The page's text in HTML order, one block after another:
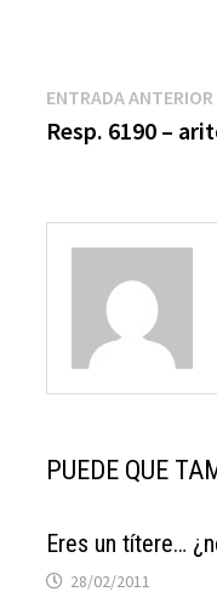
Navegación
de
ENTRADA ANTERIOR
Resp. 6190 –
PUEDE QUE
Eres un títere…
28/02/2011